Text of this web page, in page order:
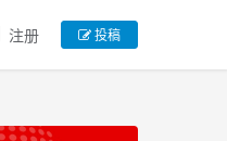
注册 投稿